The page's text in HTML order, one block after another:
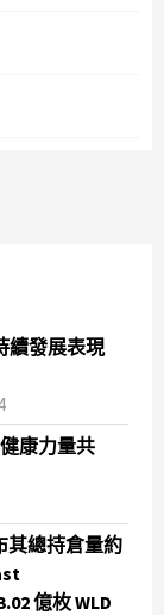
續發展表現
康力量共
其總持倉量約
億枚 WLD